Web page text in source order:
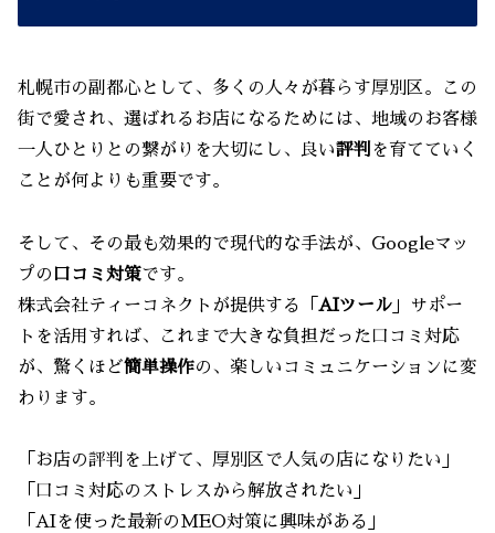
札幌市の副都心として、多くの人々が暮らす厚別区。この
街で愛され、選ばれるお店になるためには、地域のお客様
一人ひとりとの繋がりを大切にし、良い評判 を育てていく
ことが何よりも重要です。
そして、その最も効果的で現代的な手法が、Googleマッ
プの 口コミ対策です。
株式会社ティーコネクトが提供する「 AIツール 」サポー
トを活用すれば、これまで大きな負担だった口コミ対応
が、驚くほど簡単操作の、楽しいコミュニケーションに変
わります。
「お店の評判を上げて、厚別区で人気の店になりたい」
「口コミ対応のストレスから解放されたい」
「AIを使った最新のMEO対策に興味がある」